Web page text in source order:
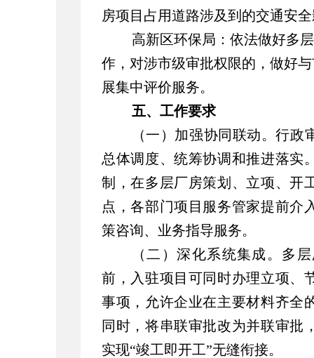
房项目占用道路涉及到的交通安
高新区环保局：依法做好多
作，对涉市级审批权限的，做好
展集中评价服务。
五、工作要求
（一）加强协同联动。行政
总体调度、统筹协调和推进落实
制，在多层厂房策划、立项、开
点，各部门项目服务管家提前介
策咨询、业务指导服务。
（二）深化系统集成。 多
前，入驻项目可同时办理立项、
事项，允许企业在主要材料齐全
同时，将串联审批改为并联审批
实现“竣工即开工”无缝衔接。